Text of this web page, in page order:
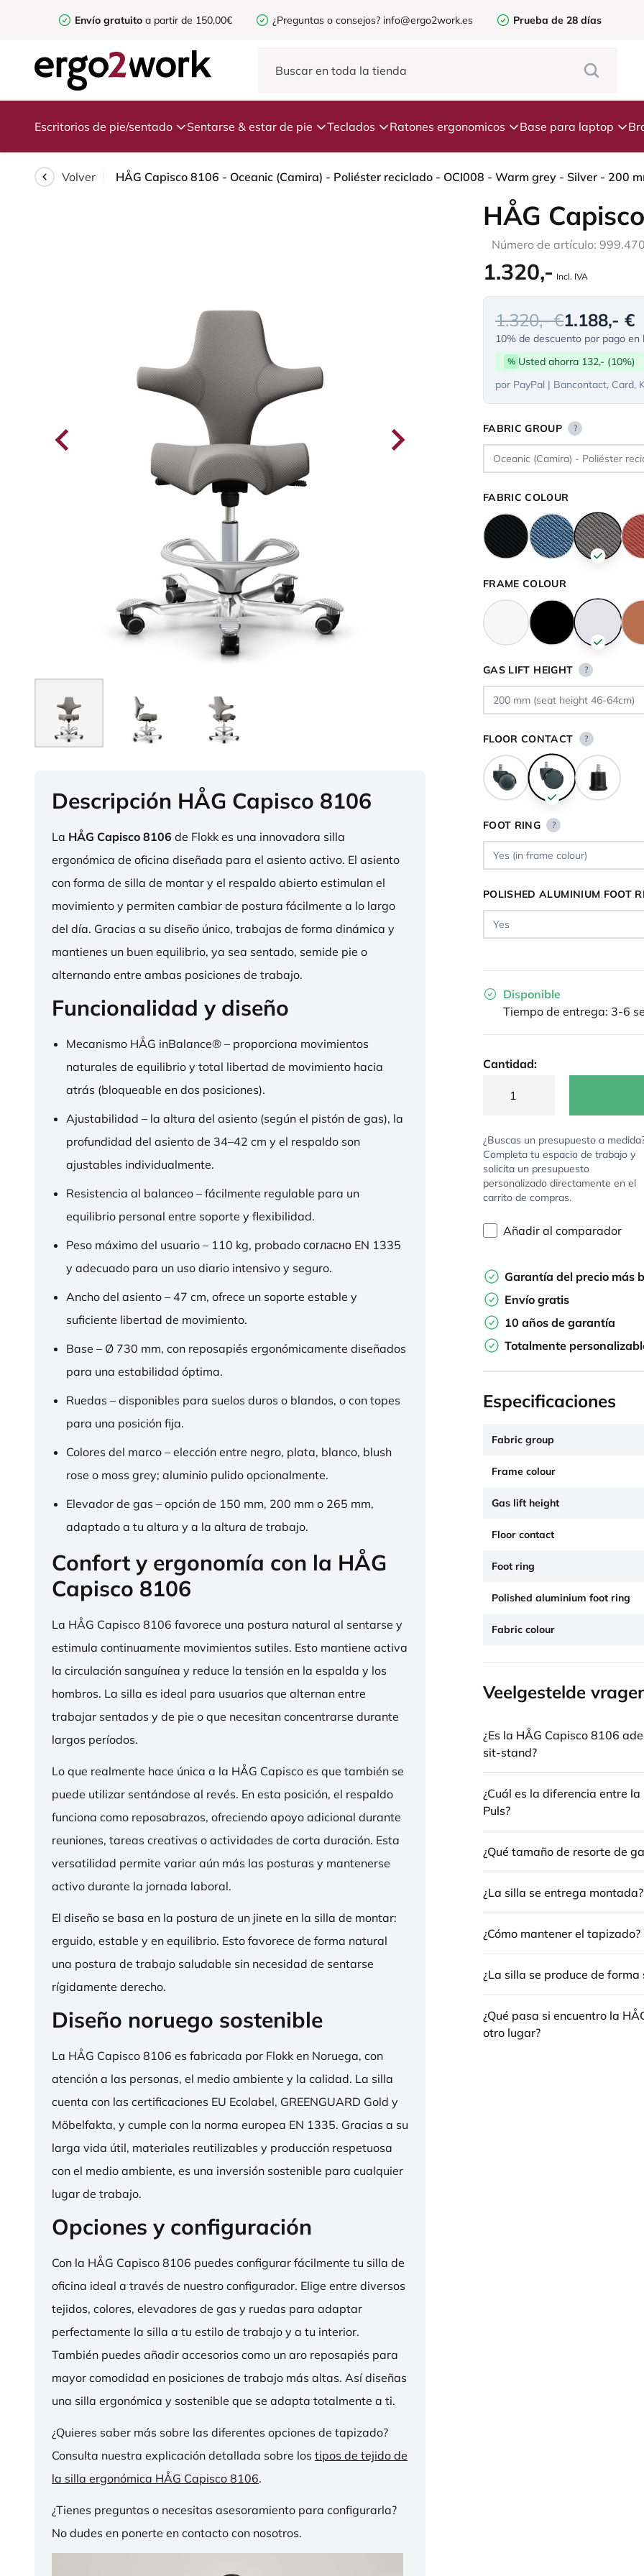
Envío gratuito a partir de 150,00€ ¿Preguntas o consejos? info@ergo2work.es Prueba de 28 días
Escritorios de pie/sentado Sentarse & estar de pie Teclados Ratones ergonomicos Base para laptop
Volver HÅG Capisco 8106 - Oceanic (Camira) - Poliéster reciclado - OCI008 - Warm grey - Silver - 200
Descripción HÅG Capisco 8106
La HÅG Capisco 8106 de Flokk es una innovadora silla
ergonómica de oficina diseñada para el asiento activo. El asiento
con forma de silla de montar y el respaldo abierto estimulan el
movimiento y permiten cambiar de postura fácilmente a lo largo
del día. Gracias a su diseño único, trabajas de forma dinámica y
mantienes un buen equilibrio, ya sea sentado, semide pie o
alternando entre ambas posiciones de trabajo.
Funcionalidad y diseño
Mecanismo HÅG inBalance® – proporciona movimientos
naturales de equilibrio y total libertad de movimiento hacia
atrás (bloqueable en dos posiciones).
Ajustabilidad – la altura del asiento (según el pistón de gas), la
profundidad del asiento de 34–42 cm y el respaldo son
ajustables individualmente.
Resistencia al balanceo – fácilmente regulable para un
equilibrio personal entre soporte y flexibilidad.
Peso máximo del usuario – 110 kg, probado согласно EN 1335
y adecuado para un uso diario intensivo y seguro.
Ancho del asiento – 47 cm, ofrece un soporte estable y
suficiente libertad de movimiento.
Base – Ø 730 mm, con reposapiés ergonómicamente diseñados
para una estabilidad óptima.
Ruedas – disponibles para suelos duros o blandos, o con topes
para una posición fija.
Colores del marco – elección entre negro, plata, blanco, blush
rose o moss grey; aluminio pulido opcionalmente.
Elevador de gas – opción de 150 mm, 200 mm o 265 mm,
adaptado a tu altura y a la altura de trabajo.
Confort y ergonomía con la HÅG
Capisco 8106
La HÅG Capisco 8106 favorece una postura natural al sentarse y
estimula continuamente movimientos sutiles. Esto mantiene activa
la circulación sanguínea y reduce la tensión en la espalda y los
hombros. La silla es ideal para usuarios que alternan entre
trabajar sentados y de pie o que necesitan concentrarse durante
largos períodos.
Lo que realmente hace única a la HÅG Capisco es que también se
puede utilizar sentándose al revés. En esta posición, el respaldo
funciona como reposabrazos, ofreciendo apoyo adicional durante
reuniones, tareas creativas o actividades de corta duración. Esta
versatilidad permite variar aún más las posturas y mantenerse
activo durante la jornada laboral.
El diseño se basa en la postura de un jinete en la silla de montar:
erguido, estable y en equilibrio. Esto favorece de forma natural
una postura de trabajo saludable sin necesidad de sentarse
rígidamente derecho.
Diseño noruego sostenible
La HÅG Capisco 8106 es fabricada por Flokk en Noruega, con
atención a las personas, el medio ambiente y la calidad. La silla
cuenta con las certificaciones EU Ecolabel, GREENGUARD Gold y
Möbelfakta, y cumple con la norma europea EN 1335. Gracias a su
larga vida útil, materiales reutilizables y producción respetuosa
con el medio ambiente, es una inversión sostenible para cualquier
lugar de trabajo.
Opciones y configuración
Con la HÅG Capisco 8106 puedes configurar fácilmente tu silla de
oficina ideal a través de nuestro configurador. Elige entre diversos
tejidos, colores, elevadores de gas y ruedas para adaptar
perfectamente la silla a tu estilo de trabajo y a tu interior.
También puedes añadir accesorios como un aro reposapiés para
mayor comodidad en posiciones de trabajo más altas. Así diseñas
una silla ergonómica y sostenible que se adapta totalmente a ti.
¿Quieres saber más sobre las diferentes opciones de tapizado?
Consulta nuestra explicación detallada sobre los tipos de tejido de
la silla ergonómica HÅG Capisco 8106.
¿Tienes preguntas o necesitas asesoramiento para configurarla?
No dudes en ponerte en contacto con nosotros.
HÅG
Número de artículo:
1.320,- Incl. IVA
1.320,- €1.188,- €
10% de descuento por pago en
% Usted ahorra 132,- (10%)
por PayPal | Bancontact, Card,
FABRIC GROUP ?
FABRIC COLOUR
FRAME COLOUR
GAS LIFT HEIGHT ?
FLOOR CONTACT ?
FOOT RING ?
POLISHED ALUMINIUM FOOT
Disponible
Tiempo de entrega: 3-6
Cantidad:
¿Buscas un presupuesto a
Completa tu espacio de trabajo y
solicita un presupuesto
personalizado directamente en el
carrito de compras.
Añadir al comparador
Garantía del precio más
Envío gratis
10 años de garantía
Totalmente
Especificaciones
Fabric group
Frame colour
Gas lift height
Floor contact
Foot ring
Polished aluminium foot ring
Fabric colour
Veelgestelde
¿Es la HÅG Capisco 8106
sit-stand?
¿Cuál es la diferencia entre
Puls?
¿Qué tamaño de resorte de
¿La silla se entrega montada?
¿Cómo mantener el tapizado?
¿La silla se produce de forma
¿Qué pasa si encuentro la
otro lugar?